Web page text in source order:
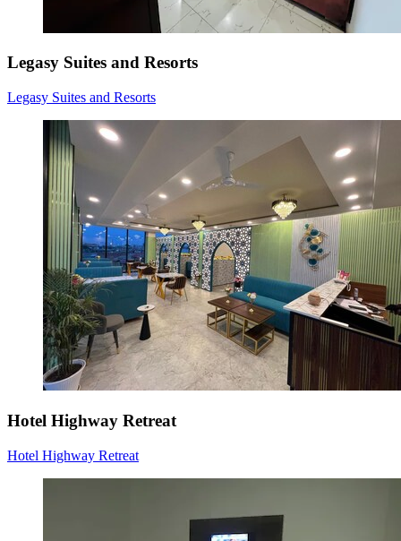
Legasy Suites and Resorts
Legasy Suites and Resorts
Hotel Highway Retreat
Hotel Highway Retreat